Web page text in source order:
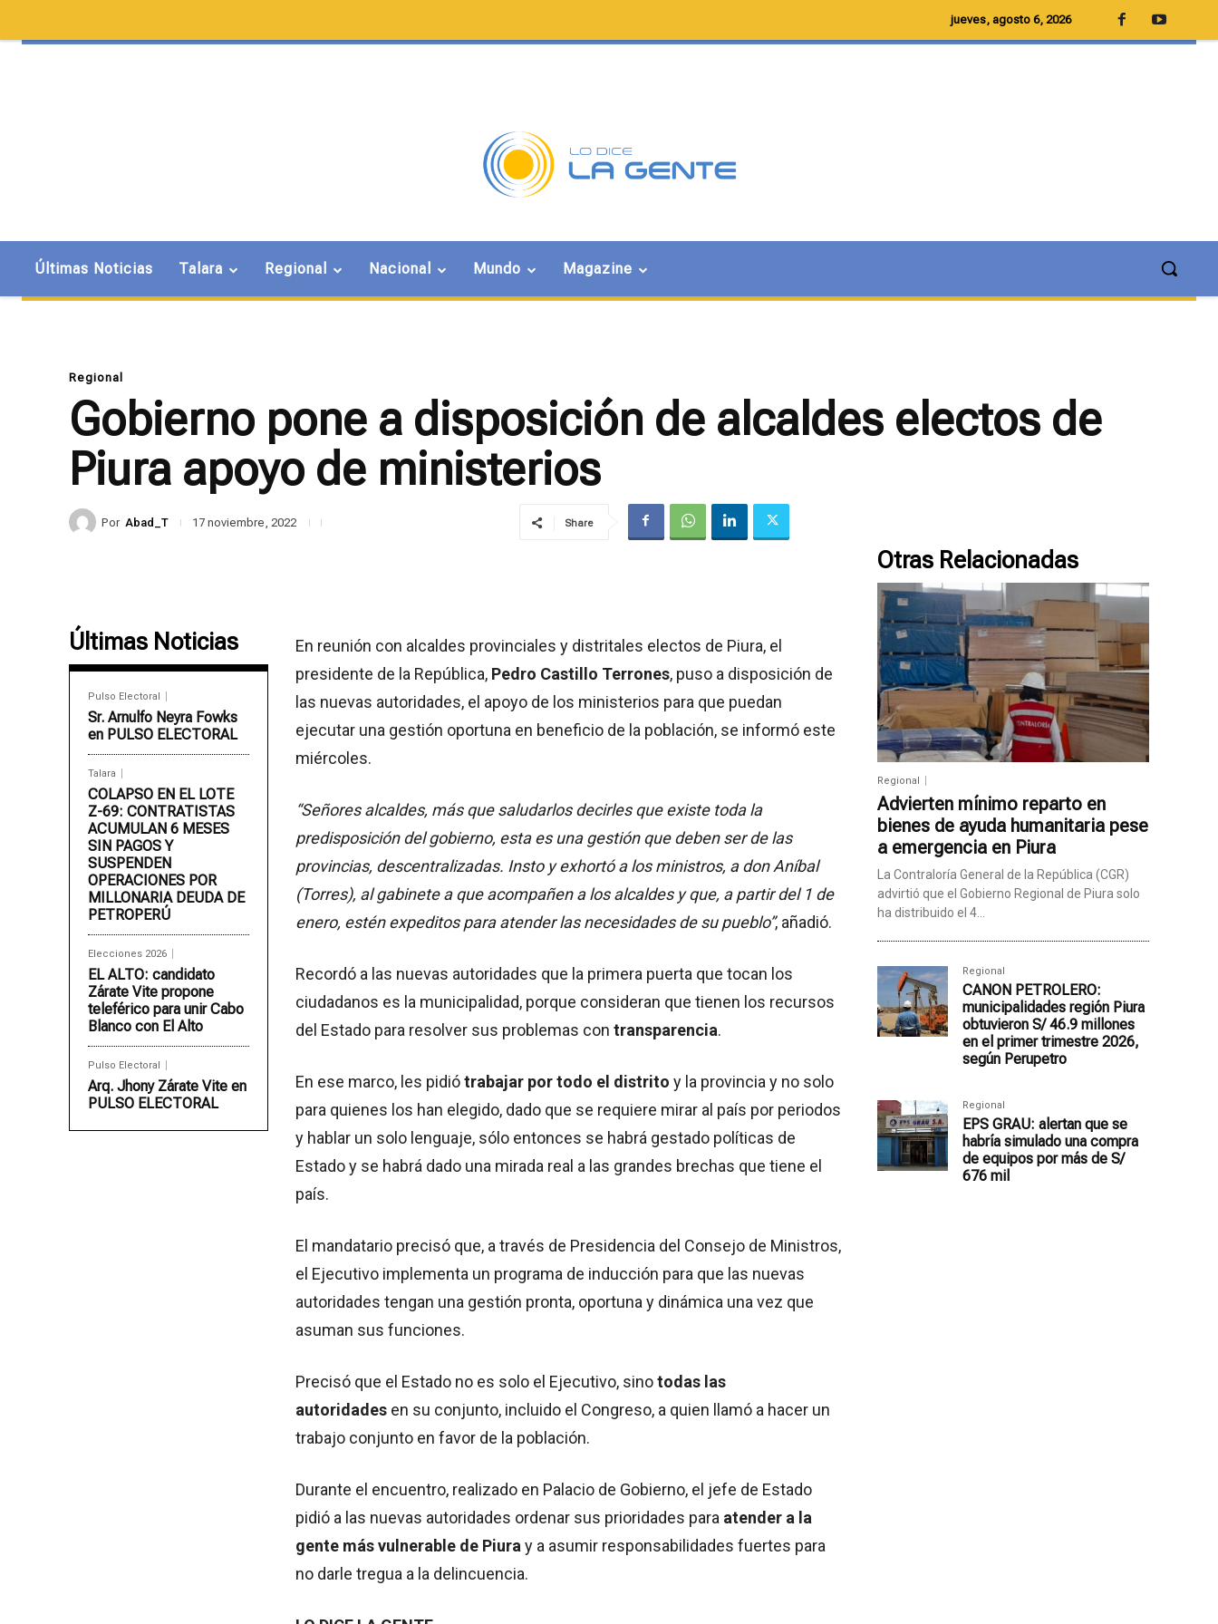
jueves, agosto 6, 2026
Últimas Noticias Talara Regional Nacional Mundo Magazine
Regional
Gobierno pone a disposición de alcaldes electos de
Piura apoyo de ministerios
Por Abad_T 17 noviembre, 2022 Share
Últimas Noticias
Pulso Electoral
Sr. Arnulfo Neyra Fowks
en PULSO ELECTORAL
Talara
COLAPSO EN EL LOTE
Z-69: CONTRATISTAS
ACUMULAN 6 MESES
SIN PAGOS Y
SUSPENDEN
OPERACIONES POR
MILLONARIA DEUDA DE
PETROPERÚ
Elecciones 2026
EL ALTO: candidato
Zárate Vite propone
teleférico para unir Cabo
Blanco con El Alto
Pulso Electoral
Arq. Jhony Zárate Vite en
PULSO ELECTORAL
En reunión con alcaldes provinciales y distritales electos de Piura, el
presidente de la República, Pedro Castillo Terrones, puso a disposición de
las nuevas autoridades, el apoyo de los ministerios para que puedan
ejecutar una gestión oportuna en beneficio de la población, se informó este
miércoles.
“Señores alcaldes, más que saludarlos decirles que existe toda la
predisposición del gobierno, esta es una gestión que deben ser de las
provincias, descentralizadas. Insto y exhortó a los ministros, a don Aníbal
(Torres), al gabinete a que acompañen a los alcaldes y que, a partir del 1 de
enero, estén expeditos para atender las necesidades de su pueblo”, añadió.
Recordó a las nuevas autoridades que la primera puerta que tocan los
ciudadanos es la municipalidad, porque consideran que tienen los recursos
del Estado para resolver sus problemas con transparencia.
En ese marco, les pidiótrabajar por todo el distrito y la provincia y no solo
para quienes los han elegido, dado que se requiere mirar al país por periodos
y hablar un solo lenguaje, sólo entonces se habrá gestado políticas de
Estado y se habrá dado una mirada real a las grandes brechas que tiene el
país.
El mandatario precisó que, a través de Presidencia del Consejo de Ministros,
el Ejecutivo implementa un programa de inducción para que las nuevas
autoridades tengan una gestión pronta, oportuna y dinámica una vez que
asuman sus funciones.
Precisó que el Estado no es solo el Ejecutivo, sinotodas las
autoridades en su conjunto, incluido el Congreso, a quien llamó a hacer un
trabajo conjunto en favor de la población.
Durante el encuentro, realizado en Palacio de Gobierno, el jefe de Estado
pidió a las nuevas autoridades ordenar sus prioridades para atender a la
gente más vulnerable de Piuray a asumir responsabilidades fuertes para
no darle tregua a la delincuencia.
Otras Relacionadas
Regional
Advierten mínimo reparto en
bienes de ayuda humanitaria pese
a emergencia en Piura
La Contraloría General de la República (CGR)
advirtió que el Gobierno Regional de Piura solo
ha distribuido el 4...
Regional
CANON PETROLERO:
municipalidades región Piura
obtuvieron S/ 46.9 millones
en el primer trimestre 2026,
según Perupetro
Regional
EPS GRAU: alertan que se
habría simulado una compra
de equipos por más de S/
676 mil